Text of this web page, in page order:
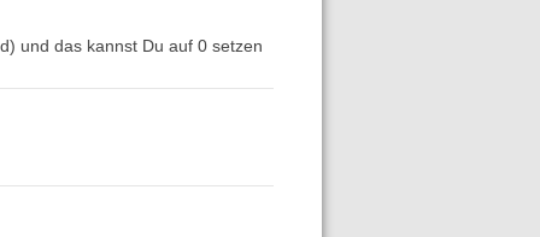
und das kannst Du auf 0 setzen